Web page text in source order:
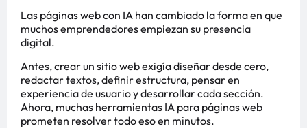
Las páginas web con IA han cambiado la forma en que
muchos emprendedores empiezan su presencia
digital.
Antes, crear un sitio web exigía diseñar desde cero,
redactar textos, definir estructura, pensar en
experiencia de usuario y desarrollar cada sección.
Ahora, muchas herramientas IA para páginas web
prometen resolver todo eso en minutos.